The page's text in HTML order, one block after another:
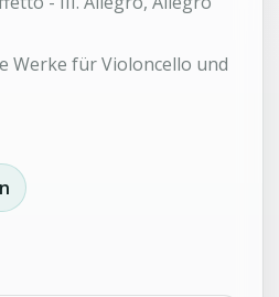
Werke für Violoncello und